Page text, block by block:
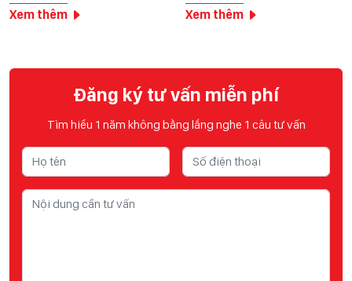
Xem thêm Xem thêm
Đăng ký tư vấn miễn phí
Tìm hiểu 1 năm không bằng lắng nghe 1 câu tư vấn